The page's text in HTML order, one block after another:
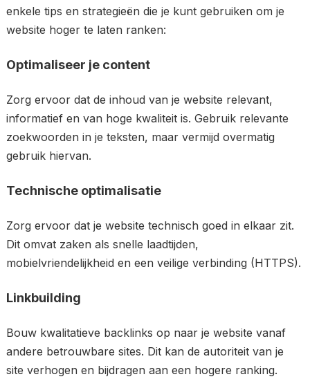
enkele tips en strategieën die je kunt gebruiken om je
website hoger te laten ranken:
Optimaliseer je content
Zorg ervoor dat de inhoud van je website relevant,
informatief en van hoge kwaliteit is. Gebruik relevante
zoekwoorden in je teksten, maar vermijd overmatig
gebruik hiervan.
Technische optimalisatie
Zorg ervoor dat je website technisch goed in elkaar zit.
Dit omvat zaken als snelle laadtijden,
mobielvriendelijkheid en een veilige verbinding (HTTPS).
Linkbuilding
Bouw kwalitatieve backlinks op naar je website vanaf
andere betrouwbare sites. Dit kan de autoriteit van je
site verhogen en bijdragen aan een hogere ranking.